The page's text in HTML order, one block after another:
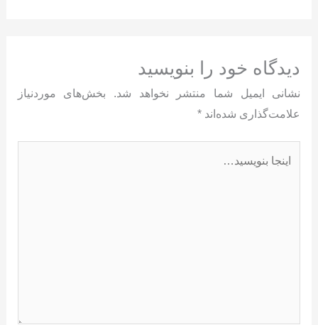
دیدگاه‌ خود را بنویسید
نشانی ایمیل شما منتشر نخواهد شد.
بخش‌های موردنیاز
علامت‌گذاری شده‌اند *
بنویسید…